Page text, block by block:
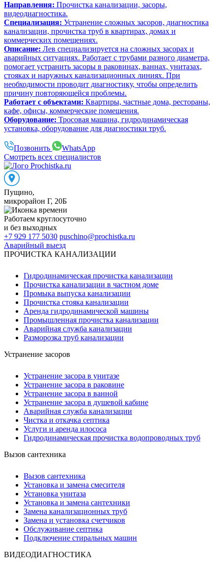
Направления: Прочистка канализации, засоры,
видеодиагностика.
Специализация: Устранение сложных засоров, диагностика
канализации, прочистка труб в квартирах, домах и
коммерческих помещениях.
Описание: Лев специализируется на сложных засорах и
аварийных ситуациях. Работает с трубами разного диаметра,
помогает устранить засоры в раковинах, ваннах, унитазах,
стояках и наружных канализационных линиях. При
необходимости проводит диагностику, чтобы определить
причину повторяющейся проблемы.
Работает с объектами: Квартиры, частные дома, рестораны,
кафе, офисы, коммерческие помещения.
Оборудование: Тросовая машина, гидродинамическая
установка, оборудование для диагностики труб.
Позвонить
WhatsApp
Смотреть всех специалистов
Пущино,
микрорайон Г, 20Б
Работаем круглосуточно
и без выходных
+7 929 177 5030 puschino@prochistka.ru
Аварийный выезд
ПРОЧИСТКА КАНАЛИЗАЦИИ
Гидродинамическая прочистка канализации
Прочистка канализации в частном доме
Промыка выпуска канализации
Прочистка стояка канализации
Аренда гидродинамической машины
Промышленная прочистка канализации
Аварийная служба канализации
Разморозка труб канализации
Устранение засоров
Устранение засора в унитазе
Устранение засора в раковине
Устранение засора в ванной
Устранение засора в душевой кабине
Аварийная служба канализации
Чистка и откачка септика
Услуги и аренда илососа
Гидродинамическая прочистка водопроводных труб
Вызов сантехника
Вызов сантехника
Установка и замена смесителя
Установка унитаза
Установка и замена сантехники
Замена канализационных труб
Замена и установка счетчиков
Обслуживание септика
Подключение стиральных машин
ВИДЕОДИАГНОСТИКА